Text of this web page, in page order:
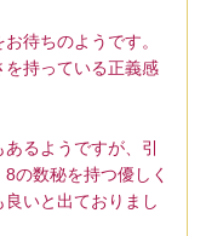
待ちのようです。
を持っている正義感
るようですが、引
の数秘を持つ優しく
いと出ておりまし